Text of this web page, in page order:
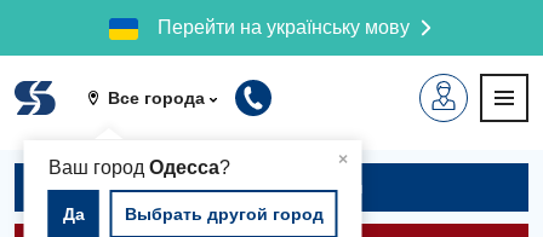
Перейти на українську мову
Все города
×
Ваш город Одесса?
Да Выбрать другой город
Записаться на приём